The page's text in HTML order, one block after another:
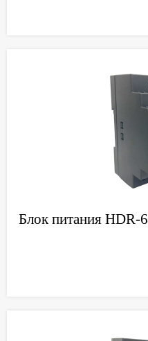
Блок питания HDR-